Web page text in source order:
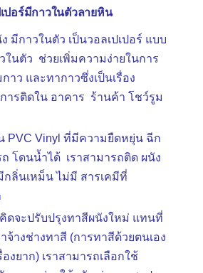
ปอร์มีกาวในตัวลายหิน
มีกาวในตัว เป็นวอลเปเปอร์ แบบ
ในตัว ช่วยเพิ่มความง่ายในการ
าว และทากาวซึ่งเป็นเรื่อง
ารติดใน อาคาร ร้านค้า โชว์รูม
PVC Vinyl ที่มีความยืดหยุ่น ฉีก
โดนน้ำได้ เราสามารถติด ผนัง
กลิ่นเหม็น ไม่มี สารเคมีที่
ดจะปรับปรุงทาสีผนังใหม่ แทนที่
จ้างช่างทาสี (การทาสีด้วยตนเอง
องยาก) เราสามารถเลือกใช้